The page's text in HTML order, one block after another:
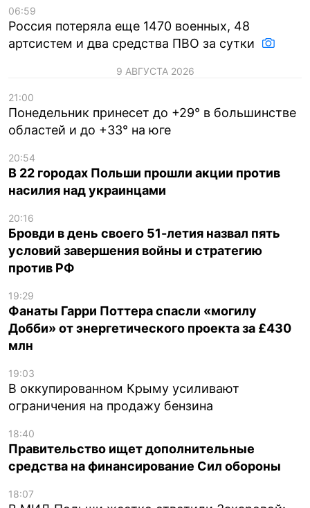
06:59
Россия потеряла еще 1470 военных, 48
артсистем и два средства ПВО за сутки
9 АВГУСТА 2026
21:00
Понедельник принесет до +29° в большинстве
областей и до +33° на юге
20:54
В 22 городах Польши прошли акции против
насилия над украинцами
20:16
Бровди в день своего 51-летия назвал пять
условий завершения войны и стратегию
против РФ
19:29
Фанаты Гарри Поттера спасли «могилу
Добби» от энергетического проекта за £430
млн
19:03
В оккупированном Крыму усиливают
ограничения на продажу бензина
18:40
Правительство ищет дополнительные
средства на финансирование Сил обороны
18:07